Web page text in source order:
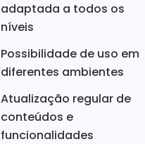
adaptada a todos os
níveis
Possibilidade de uso em
diferentes ambientes
Atualização regular de
conteúdos e
funcionalidades